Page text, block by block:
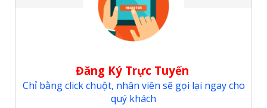
Đăng Ký Trực Tuyến
Chỉ bằng click chuột, nhân viên sẽ gọi lại ngay cho
quý khách